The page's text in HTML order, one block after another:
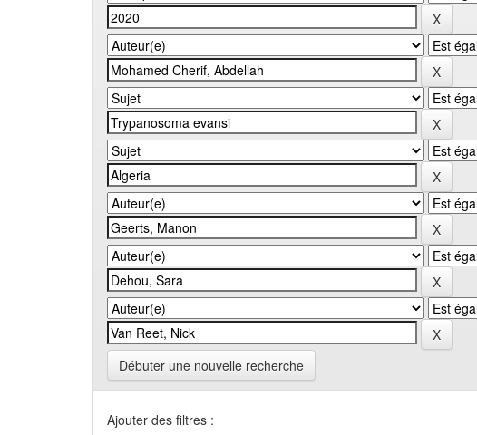
Débuter une nouvelle recherche
Ajouter des filtres :